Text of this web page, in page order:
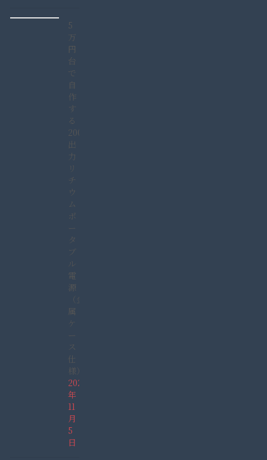
5
万
円
台
で
自
作
す
る
2000W
出
力
リ
チ
ウ
ム
ポ
ー
タ
ブ
ル
電
源
（金
属
ケ
ー
ス
仕
様）
2021
年
11
月
5
日